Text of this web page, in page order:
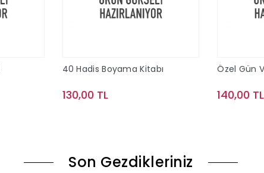
40 Hadis Boyama Kitabı
130,00 TL
Özel Gün
140,00 TL
Son Gezdikleriniz